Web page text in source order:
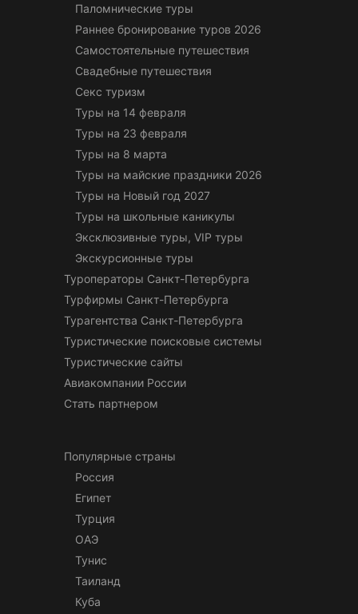
Паломнические туры
Раннее бронирование туров 2026
Самостоятельные путешествия
Свадебные путешествия
Секс туризм
Туры на 14 февраля
Туры на 23 февраля
Туры на 8 марта
Туры на майские праздники 2026
Туры на Новый год 2027
Туры на школьные каникулы
Эксклюзивные туры, VIP туры
Экскурсионные туры
Туроператоры Санкт-Петербурга
Турфирмы Санкт-Петербурга
Турагентства Санкт-Петербурга
Туристические поисковые системы
Туристические сайты
Авиакомпании России
Стать партнером
Популярные страны
Россия
Египет
Турция
ОАЭ
Тунис
Таиланд
Куба